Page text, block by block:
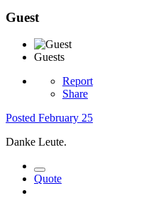
Guest
Guests
Report
Share
Posted February 25
Danke Leute.
Quote